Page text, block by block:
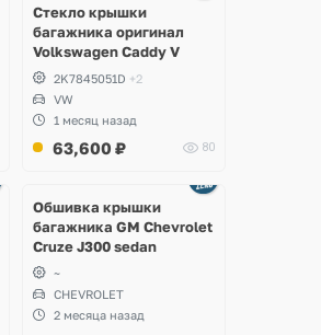
Стекло крышки
багажника оригинал
Volkswagen Caddy V
2K7845051D +2
VW
1 месяц назад
63,600 ₽ 80
Обшивка крышки
багажника GM Chevrolet
Cruze J300 sedan
~
CHEVROLET
2 месяца назад